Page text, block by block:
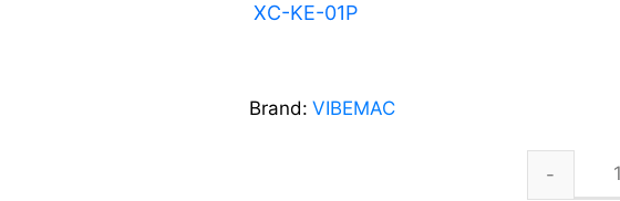
XC-KE-01P
Brand: VIBEMAC